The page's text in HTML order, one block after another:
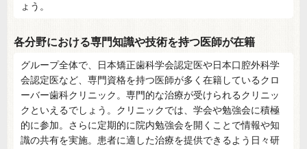
ょう。
各分野における専門知識や技術を持つ医師が在籍
グループ全体で、日本矯正歯科学会認定医や日本口腔外科学
会認定医など、専門資格を持つ医師が多く在籍しているクロ
ーバー歯科クリニック。専門的な治療が受けられるクリニッ
クといえるでしょう。クリニックでは、学会や勉強会に積極
的に参加。さらに定期的に院内勉強会を開くことで情報や知
識の共有を実施。患者に適した治療を提供できるよう日々研